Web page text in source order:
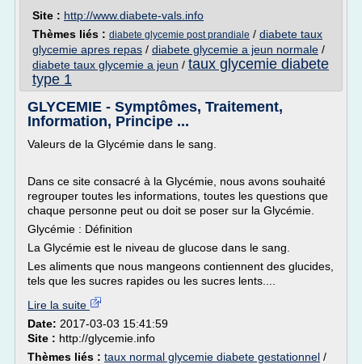
Site : http://www.diabete-vals.info
Thèmes liés : diabete glycemie post prandiale / diabete taux
glycemie apres repas / diabete glycemie a jeun normale /
diabete taux glycemie a jeun / taux glycemie diabete
type 1
GLYCEMIE - Symptômes, Traitement,
Information, Principe ...
Valeurs de la Glycémie dans le sang.
Dans ce site consacré à la Glycémie, nous avons souhaité
regrouper toutes les informations, toutes les questions que
chaque personne peut ou doit se poser sur la Glycémie.
Glycémie : Définition
La Glycémie est le niveau de glucose dans le sang.
Les aliments que nous mangeons contiennent des glucides,
tels que les sucres rapides ou les sucres lents....
Lire la suite
Date: 2017-03-03 15:41:59
Site : http://glycemie.info
Thèmes liés : taux normal glycemie diabete gestationnel /